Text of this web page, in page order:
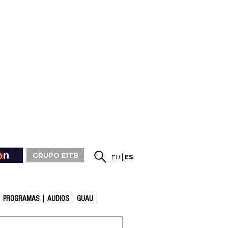
GRUPO EITB EU ES
PROGRAMAS AUDIOS GUAU